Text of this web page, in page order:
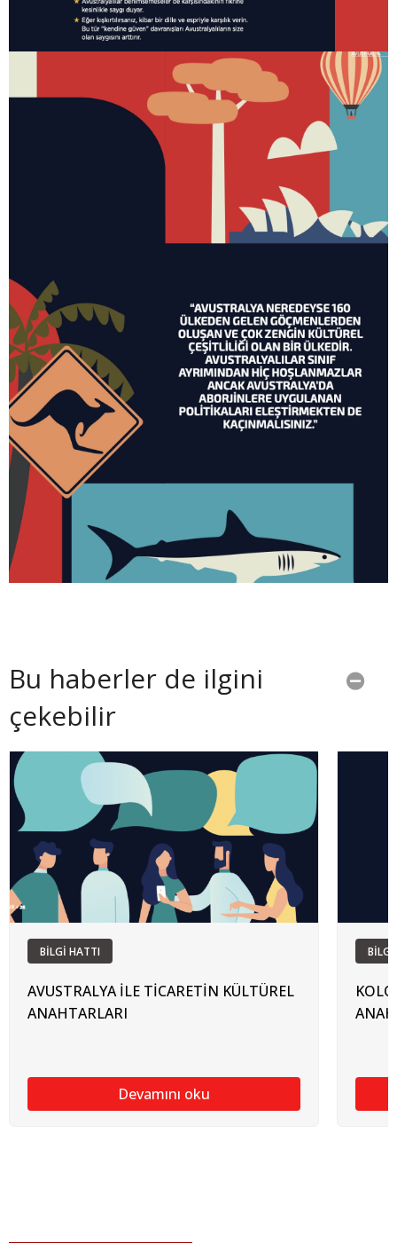
Bu haberler de ilgini
çekebilir
BİLGİ HATTI
AVUSTRALYA İLE TİCARETİN KÜLTÜREL
ANAHTARLARI
Devamını oku